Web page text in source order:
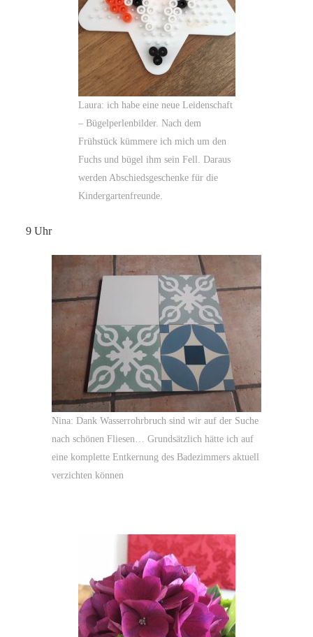
Laura: ich habe eine neue Leidenschaft
– Bügelperlenbilder. Nach dem
Frühstück kümmere ich mich um den
Fuchs und bügel ihm sein Fell. Daraus
werden Abschiedsgeschenke für die
Kindergartenfreunde.
9 Uhr
Nina: Dank Wasserrohrbruch sind wir auf der Suche
nach schönen Fliesen… Grundsätzlich hätte ich auf
eine komplette Entkernung des Badezimmers aktuell
verzichten können